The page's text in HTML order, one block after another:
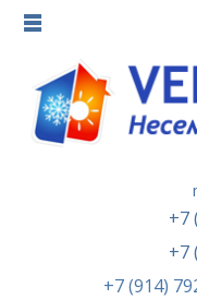
+7
+7
+7 (914)